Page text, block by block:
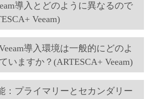
導入とどのように異なるので
Veeam)
導入環境は一般的にどのよ
いますか？(ARTESCA+ Veeam)
：プライマリーとセカンダリー